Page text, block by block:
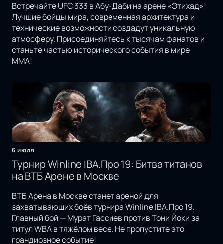
Встречайте UFC 333 в Абу-Даби на арене «Этихад»!
Лучшие бойцы мира, современная архитектура и
технические возможности создадут уникальную
атмосферу. Присоединяйтесь к тысячам фанатов и
станьте частью исторического события в мире
MMA!
6 июля
Турнир Winline IBA.Про 19: Битва титанов
на ВТБ Арене в Москве
ВТБ Арена в Москве станет ареной для
захватывающих боёв турнира Winline IBA.Про 19.
Главный бой — Мурат Гассиев против Тони Йоки за
титул WBA в тяжёлом весе. Не пропустите это
грандиозное событие!